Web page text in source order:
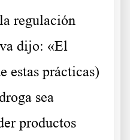
regulación
dijo: «El
estas prácticas)
sea
productos